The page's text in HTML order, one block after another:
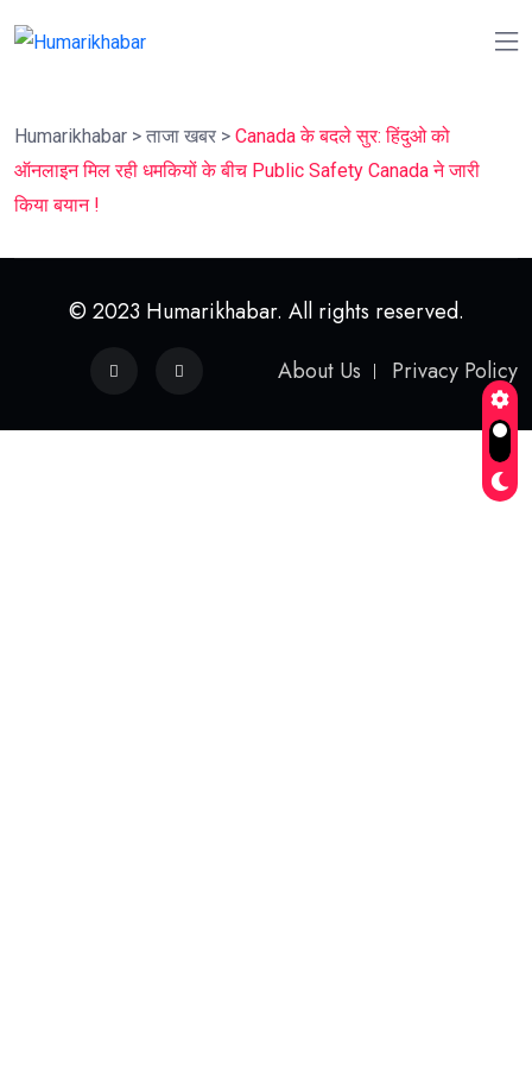
Humarikhabar > ताजा खबर > Canada के बदले सुर: हिंदुओ को
ऑनलाइन मिल रही धमकियों के बीच Public Safety Canada ने जारी
किया बयान !
© 2023 Humarikhabar. All rights reserved.
About Us
Privacy Policy